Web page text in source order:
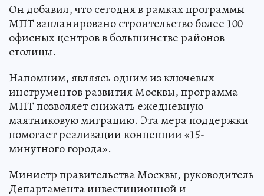
Он добавил, что сегодня в рамках программы
МПТ запланировано строительство более 100
офисных центров в большинстве районов
столицы.
Напомним, являясь одним из ключевых
инструментов развития Москвы, программа
МПТ позволяет снижать ежедневную
маятниковую миграцию. Эта мера поддержки
помогает реализации концепции «15-
минутного города».
Министр правительства Москвы, руководитель
Департамента инвестиционной и